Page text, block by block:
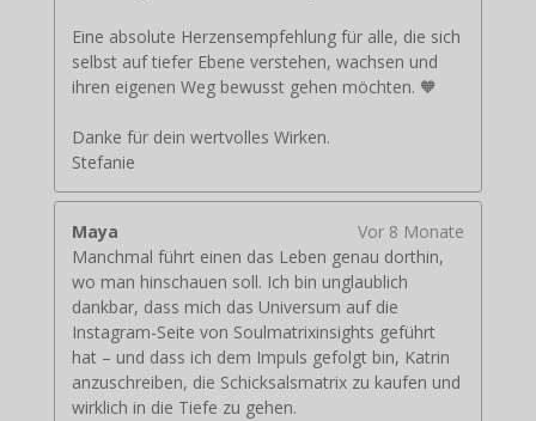
Eine absolute Herzensempfehlung für alle, die sich
selbst auf tiefer Ebene verstehen, wachsen und
ihren eigenen Weg bewusst gehen möchten. 🧡
Danke für dein wertvolles Wirken.
Stefanie
Maya
Vor 8 Monate
Manchmal führt einen das Leben genau dorthin,
wo man hinschauen soll. Ich bin unglaublich
dankbar, dass mich das Universum auf die
Instagram-Seite von Soulmatrixinsights geführt
hat – und dass ich dem Impuls gefolgt bin, Katrin
anzuschreiben, die Schicksalsmatrix zu kaufen und
wirklich in die Tiefe zu gehen.